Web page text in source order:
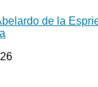
de la